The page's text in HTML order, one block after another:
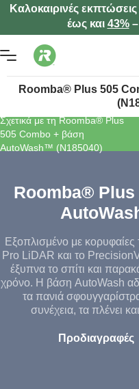
Καλοκαιρινές
έως και 43%–
Roomba® Plus 505
Σχετικά με τη Roomba® Plus
505 Combo + βάση
AutoWash™ (N185040)
Roomba®
Εξοπλισμένο με
Pro LiDAR και το
έξυπνα το σπίτι και
χρόνο. Η βάση AutoWash
τα πανιά
συνέχεια, τα πλένει
Προδιαγραφές